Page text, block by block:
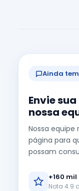
Ainda
Envie
nossa
Nossa
página para
possam
+160
Nota 4.9